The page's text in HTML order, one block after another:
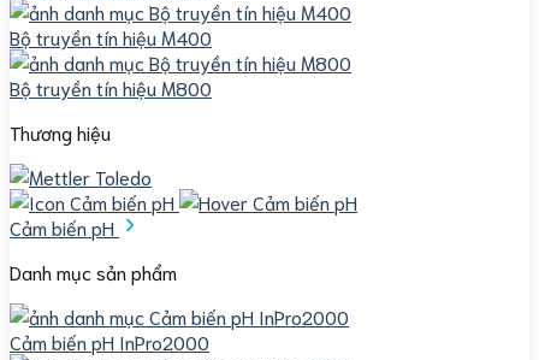
Bộ truyền tín hiệu M400
Bộ truyền tín hiệu M800
Thương hiệu
Cảm biến pH
Danh mục sản phẩm
Cảm biến pH InPro2000